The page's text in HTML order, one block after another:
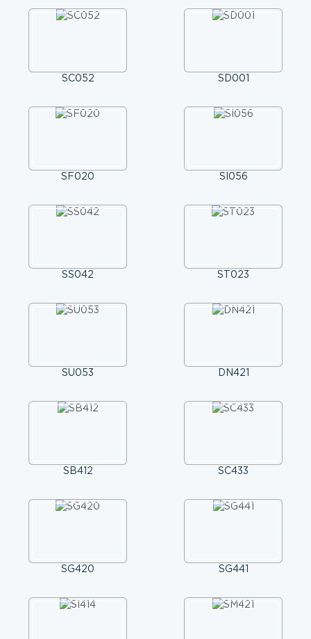
SC052 SD001
SF020 SI056
SS042 ST023
SU053 DN421
SB412 SC433
SG420 SG441